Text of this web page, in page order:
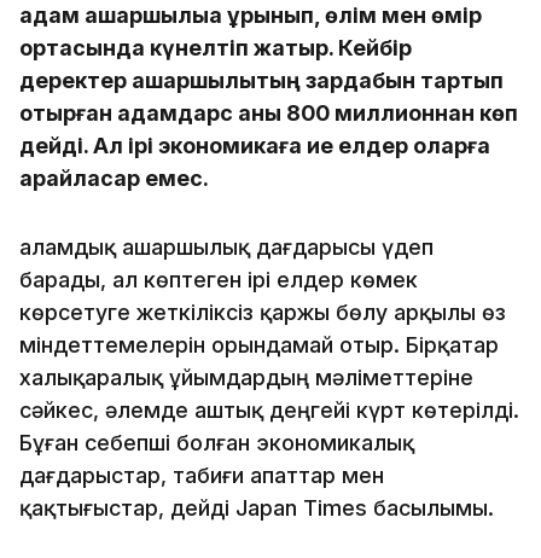
адам ашаршылыққа ұрынып, өлім мен өмір
ортасында күнелтіп жатыр. Кейбір
деректер ашаршылықтың зардабын тартып
отырған адамдарс аны 800 миллионнан көп
дейді. Ал ірі экономикаға ие елдер оларға
қарайласар емес.
Ғаламдық ашаршылық дағдарысы үдеп
барады, ал көптеген ірі елдер көмек
көрсетуге жеткіліксіз қаржы бөлу арқылы өз
міндеттемелерін орындамай отыр. Бірқатар
халықаралық ұйымдардың мәліметтеріне
сәйкес, әлемде аштық деңгейі күрт көтерілді.
Бұған себепші болған экономикалық
дағдарыстар, табиғи апаттар мен
қақтығыстар, дейді Japan Times басылымы.